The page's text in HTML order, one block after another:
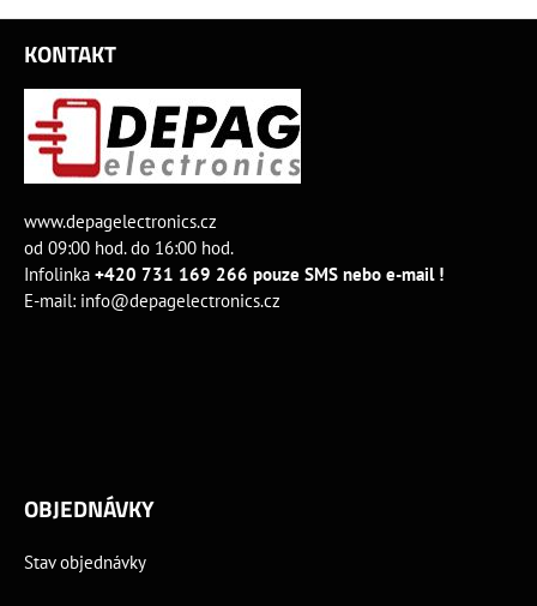
KONTAKT
www.depagelectronics.cz
od 09:00 hod. do 16:00 hod.
Infolinka +420 731 169 266 pouze SMS nebo e-mail !
E-mail: info@depagelectronics.cz
OBJEDNÁVKY
Stav objednávky